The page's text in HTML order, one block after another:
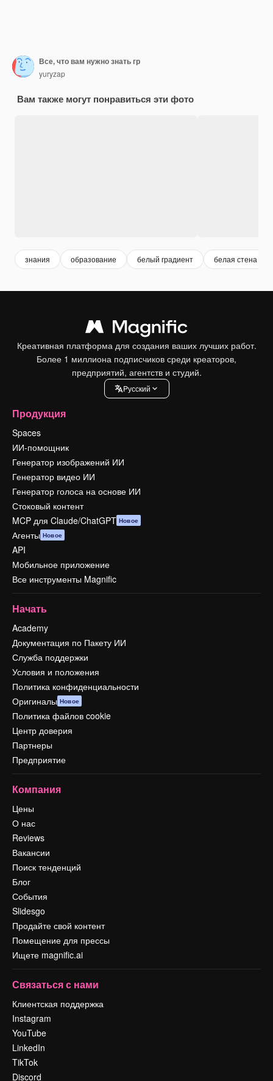
Все, что вам нужно знать гр
yuryzap
Вам также могут понравиться эти фото
знания образование белый градиент белая стена
Креативная платформа для создания ваших лучших работ.
Более 1 миллиона подписчиков среди креаторов,
предприятий, агентств и студий.
Pусский
Продукция
Spaces
ИИ-помощник
Генератор изображений ИИ
Генератор видео ИИ
Генератор голоса на основе ИИ
Стоковый контент
MCP для Claude/ChatGPT Новое
Агенты Новое
API
Мобильное приложение
Все инструменты Magnific
Начать
Academy
Документация по Пакету ИИ
Служба поддержки
Условия и положения
Политика конфиденциальности
Оригиналы Новое
Политика файлов cookie
Центр доверия
Партнеры
Предприятие
Компания
Цены
О нас
Reviews
Вакансии
Поиск тенденций
Блог
События
Slidesgo
Продайте свой контент
Помещение для прессы
Ищете magnific.ai
Связаться с нами
Клиентская поддержка
Instagram
YouTube
LinkedIn
TikTok
Discord